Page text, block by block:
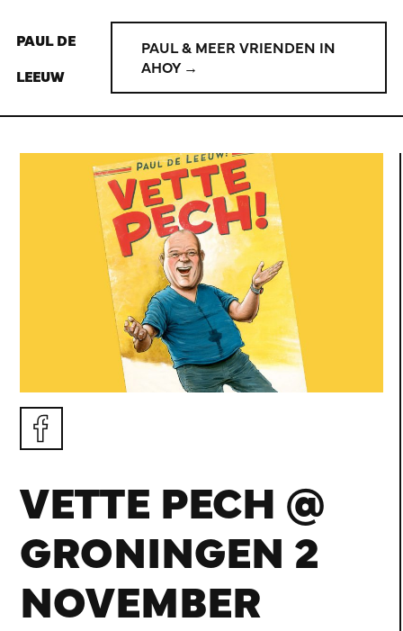
PAUL DE
LEEUW
PAUL & MEER VRIENDEN IN
AHOY →
VETTE PECH @
GRONINGEN 2
NOVEMBER